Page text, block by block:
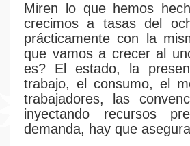
Miren lo que hemos
crecimos a tasas del
prácticamente con la
que vamos a crecer al
es? El estado, la
trabajo, el consumo, el
trabajadores, las
inyectando recursos
demanda, hay que